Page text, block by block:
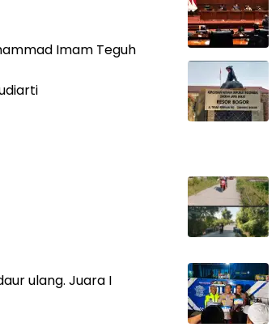
Imam Teguh
ulang. Juara I